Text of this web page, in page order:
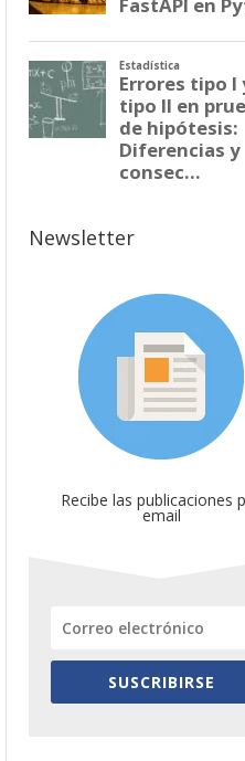
Newsletter
Recibe las publicaciones
email
SUSCRIBIRSE